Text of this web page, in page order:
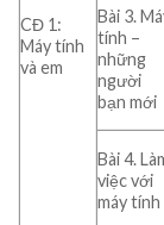
CĐ 1:
Máy tính
và em
Bài 3.
tính –
những
người
bạn mới
Bài 4.
việc với
máy tính